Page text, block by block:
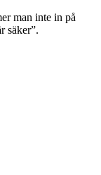
man inte in på
säker”.